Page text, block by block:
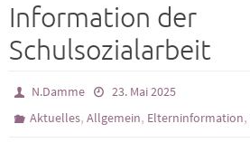
Information der
Schulsozialarbeit
N.Damme
23. Mai 2025
Aktuelles,Allgemein, Elterninformation,